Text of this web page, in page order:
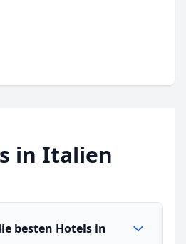
in Italien
besten Hotels in